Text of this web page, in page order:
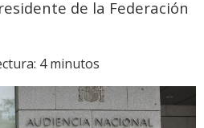
de la Federación
4 minutos